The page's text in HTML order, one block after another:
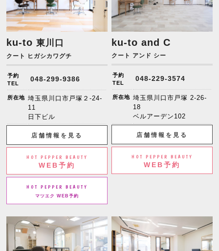
ku-to東川口
クート ヒガシカワグチ
予約
TEL
048-299-9386
所在地 埼玉県川口市戸塚２-24-
11
日下ビル
店舗情報を見る
HOT PEPPER BEAUTY
WEB予約
HOT PEPPER BEAUTY
マツエク WEB予約
ku-to and C
クート アンド シー
予約
TEL
048-229-3574
所在地 埼玉県川口市戸塚 2-26-
18
ベルアーデン102
店舗情報を見る
HOT PEPPER BEAUTY
WEB予約